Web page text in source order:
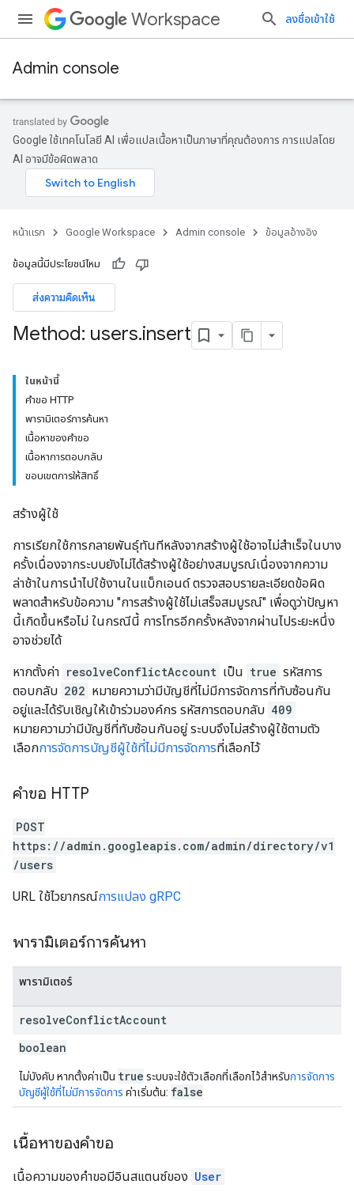
Workspace ลงชื่อเข้าใช้
Admin console
Google ใช้เทคโนโลยี AI เพื่อแปลเนื้อหาเป็นภาษาที่คุณต้องการ การแปลโดย
AI อาจมีข้อผิดพลาด
หน้าแรก Google Workspace Admin console ข้อมูลอ้างอิง
ข้อมูลนี้มีประโยชน์ไหม
ส่งความคิดเห็น
Method: users.insert
ในหน้านี้
คำขอ HTTP
พารามิเตอร์การค้นหา
เนื้อหาของคำขอ
เนื้อหาการตอบกลับ
ขอบเขตการให้สิทธิ์
สร้างผู้ใช้
การเรียกใช้การกลายพันธุ์ทันทีหลังจากสร้างผู้ใช้อาจไม่สำเร็จในบาง
ครั้งเนื่องจากระบบยังไม่ได้สร้างผู้ใช้อย่างสมบูรณ์เนื่องจากความ
ล่าช้าในการนำไปใช้งานในแบ็กเอนด์ ตรวจสอบรายละเอียดข้อผิด
พลาดสำหรับข้อความ "การสร้างผู้ใช้ไม่เสร็จสมบูรณ์" เพื่อดูว่าปัญหา
นี้เกิดขึ้นหรือไม่ ในกรณีนี้ การโทรอีกครั้งหลังจากผ่านไประยะหนึ่ง
อาจช่วยได้
หากตั้งค่า resolveConflictAccount เป็น true รหัสการ
ตอบกลับ 202 หมายความว่ามีบัญชีที่ไม่มีการจัดการที่ทับซ้อนกัน
อยู่และได้รับเชิญให้เข้าร่วมองค์กร รหัสการตอบกลับ 409
หมายความว่ามีบัญชีที่ทับซ้อนกันอยู่ ระบบจึงไม่สร้างผู้ใช้ตามตัว
เลือกการจัดการบัญชีผู้ใช้ที่ไม่มีการจัดการที่เลือกไว้
คำขอ HTTP
POST
https://admin.googleapis.com/admin/directory/v1
/users
URL ใช้ไวยากรณ์การแปลง gRPC
พารามิเตอร์การค้นหา
พารามิเตอร์
resolveConflictAccount
boolean
ไม่บังคับ หากตั้งค่าเป็น true ระบบจะใช้ตัวเลือกที่เลือกไว้สำหรับการจัดการ
บัญชีผู้ใช้ที่ไม่มีการจัดการ ค่าเริ่มต้น: false
เนื้อหาของคำขอ
เนื้อความของคำขอมีอินสแตนซ์ของ User